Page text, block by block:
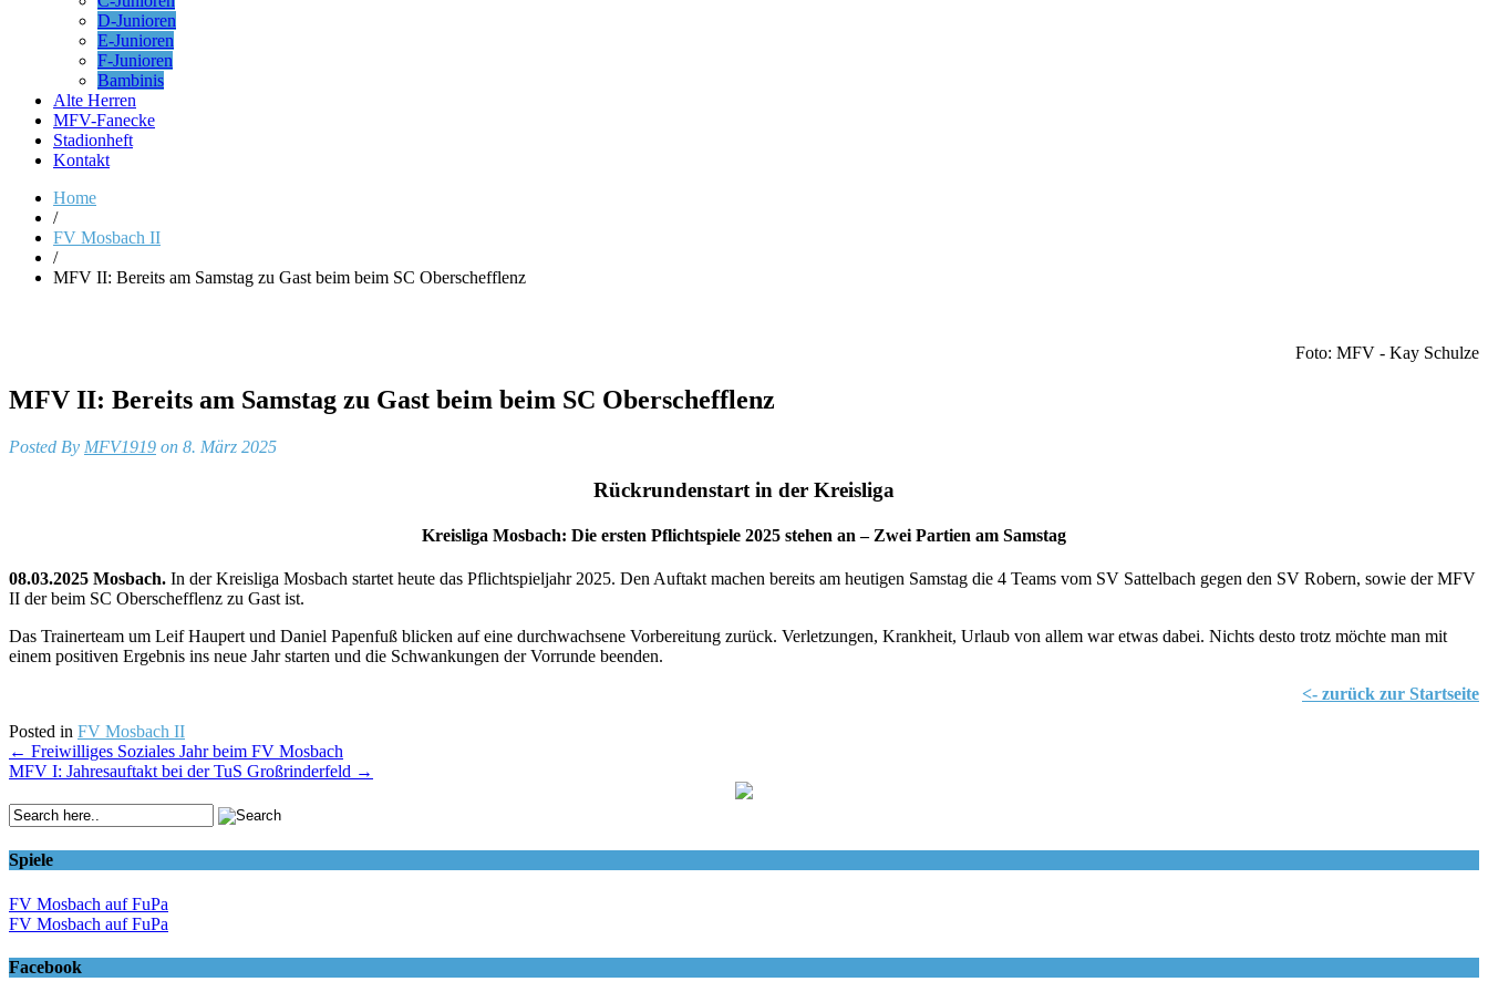
D-Junioren
E-Junioren
F-Junioren
Bambinis
Alte Herren
MFV-Fanecke
Stadionheft
Kontakt
Home
/
FV Mosbach II
/
MFV II: Bereits am Samstag zu Gast beim beim SC Oberschefflenz
Foto: MFV - Kay Schulze
MFV II: Bereits am Samstag zu Gast beim beim SC Oberschefflenz
Posted By MFV1919 on 8. März 2025
Rückrundenstart in der Kreisliga
Kreisliga Mosbach: Die ersten Pflichtspiele 2025 stehen an – Zwei Partien am Samstag
08.03.2025 Mosbach. In der Kreisliga Mosbach startet heute das Pflichtspieljahr 2025. Den Auftakt machen bereits am heutigen Samstag die 4 Teams vom SV Sattelbach gegen den SV Robern, sowie der MFV
II der beim SC Oberschefflenz zu Gast ist.
Das Trainerteam um Leif Haupert und Daniel Papenfuß blicken auf eine durchwachsene Vorbereitung zurück. Verletzungen, Krankheit, Urlaub von allem war etwas dabei. Nichts desto trotz möchte man mit
einem positiven Ergebnis ins neue Jahr starten und die Schwankungen der Vorrunde beenden.
<- zurück zur Startseite
Posted in FV Mosbach II
Post
navigation
← Freiwilliges Soziales Jahr beim FV Mosbach
MFV I: Jahresauftakt bei der TuS Großrinderfeld →
Spiele
FV Mosbach auf FuPa
FV Mosbach auf FuPa
Facebook